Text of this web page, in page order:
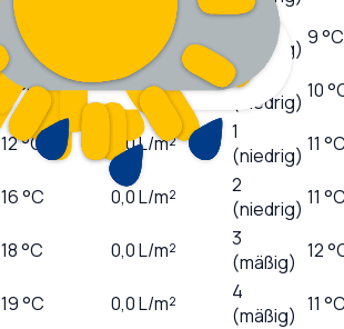
°C L/m²
0
(niedrig) 9 °C
11°C 0,0L/m²
0
(niedrig) 10
12°C 0,0L/m²
1
(niedrig) 11
16°C 0,0L/m²
2
(niedrig) 11
18°C 0,0L/m²
3
(mäßig) 12
19°C 0,0L/m²
4
(mäßig) 11